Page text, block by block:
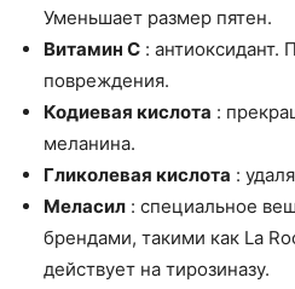
Уменьшает размер пятен.
Витамин С : антиоксидант.
повреждения.
Кодиевая кислота :
меланина.
Гликолевая кислота :
Меласил : специальное
брендами, такими как La
действует на тирозиназу.